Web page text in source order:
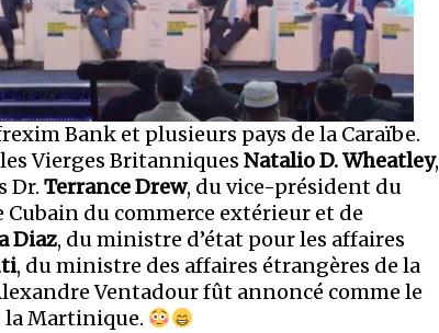
Bank et plusieurs pays de la Caraïbe.
Vierges Britanniques Natalio D. Wheatley,
Dr. Terrance Drew, du vice-président du
du commerce extérieur et de
Diaz, du ministre d’état pour les affaires
, du ministre des affaires étrangères de la
Ventadour fût annoncé comme le
Martinique.